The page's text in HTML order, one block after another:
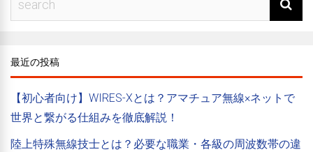
最近の投稿
【初心者向け】WIRES-Xとは？アマチュア無線×ネットで
世界と繋がる仕組みを徹底解説！
陸上特殊無線技士とは？必要な職業・各級の周波数帯の違